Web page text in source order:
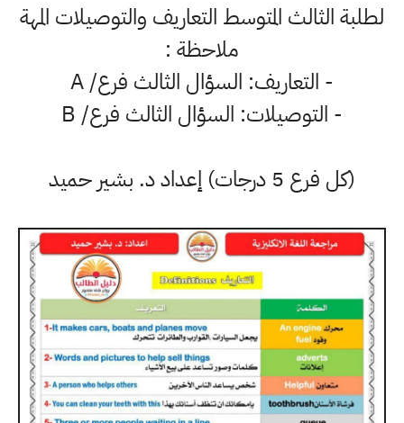
لطلبة الثالث المتوسط التعاريف والتوصيلات المهة
ملاحظة :
- التعاريف: السؤال الثالث فرع/ A
- التوصيلات: السؤال الثالث فرع/ B
(كل فرع 5 درجات) إعداد د. بشير حميد